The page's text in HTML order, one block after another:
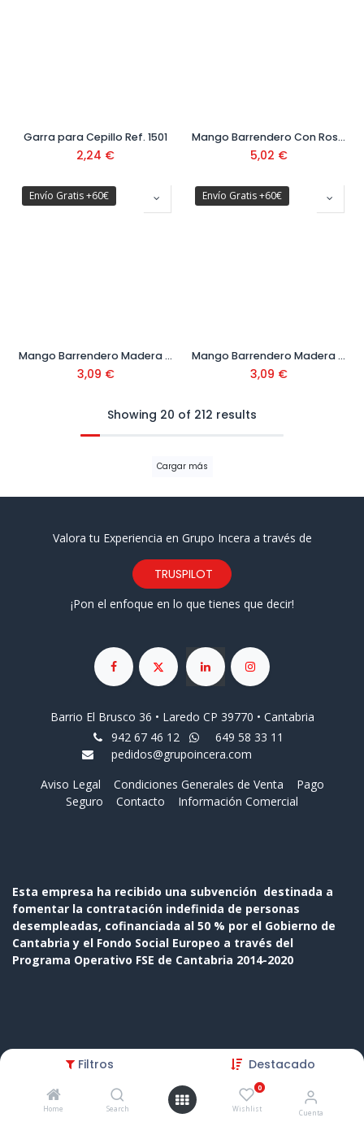
Filtros Destacado
Home Search
0
Wishlist Cuenta
Garra para Cepillo Ref. 1501
2,24 €
Mango Barrendero Con Rosca Fundición Ref. 1984
5,02 €
Envío Gratis +60€
Mango Barrendero Madera Gallega con Rosca 1300x28 mm Ref. 1987
3,09 €
Envío Gratis +60€
Mango Barrendero Madera Gallega con rosca 1200x28 Ref: 1986
3,09 €
Showing 20 of 212 results
Cargar más
Valora tu Experiencia en Grupo Incera a través de
TRUSPILOT
¡Pon el enfoque en lo que tienes que decir!
Barrio El Brusco 36 • Laredo CP 39770 • Cantabria
942 67 46 12
649 58 33 11
pedidos@grupoincera.com
Aviso Legal
Condiciones Generales de Venta
Pago
Seguro
Contacto Información Comercial
Esta empresa ha recibido una subvención destinada a
fomentar la contratación indefinida de personas
desempleadas, cofinanciada al 50 % por el Gobierno de
Cantabria y el Fondo Social Europeo a través del
Programa Operativo FSE de Cantabria 2014-2020
Copyright © Nombre de la empresa
Comercio electrónico de
código abierto